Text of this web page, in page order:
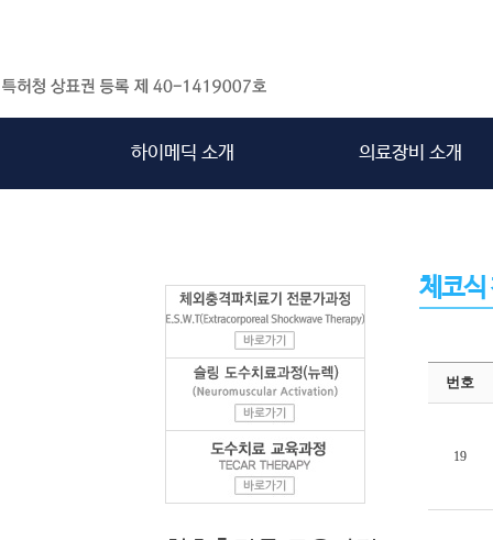
하이메딕 소개 의료장비 소개
체코식